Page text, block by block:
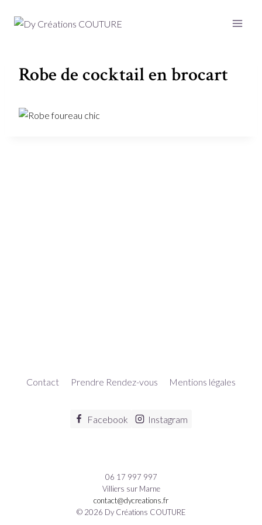
Robe de cocktail en brocart
Contact Prendre Rendez-vous Mentions légales
Facebook Instagram
06 17 997 997
Villiers sur Marne
contact@dycreations.fr
© 2026 Dy Créations COUTURE